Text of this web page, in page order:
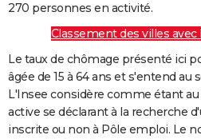
270 personnes en activité.
Classement des villes
Le taux de chômage présenté ici
âgée de 15 à 64 ans et s'entend au
L'Insee considère comme étant
active se déclarant à la recherche
inscrite ou non à Pôle emploi. Le